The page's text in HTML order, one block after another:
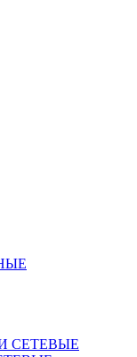
СЕТЕВЫЕ